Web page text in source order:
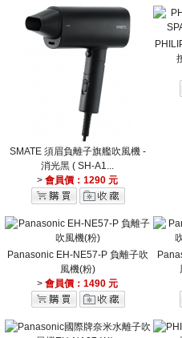
SMATE 須眉負離子旗艦吹風機 -
消光黑 ( SH-A1...
>會員價：1290 元
Panasonic EH-NE57-P 負離子吹
風機(粉)
>會員價：1490 元